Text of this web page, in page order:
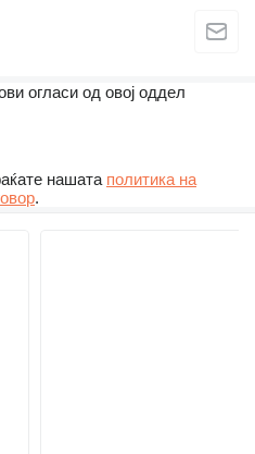
огласи од овој оддел
нашата политика на
.